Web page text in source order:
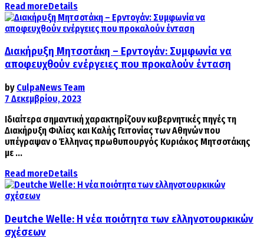
Read moreDetails
Διακήρυξη Μητσοτάκη – Ερντογάν: Συμφωνία να
αποφευχθούν ενέργειες που προκαλούν ένταση
by CulpaNews Team
7 Δεκεμβρίου, 2023
Ιδιαίτερα σημαντική χαρακτηρίζουν κυβερνητικές πηγές τη
Διακήρυξη Φιλίας και Καλής Γειτονίας των Αθηνών που
υπέγραψαν ο Έλληνας πρωθυπουργός Κυριάκος Μητσοτάκης
με ...
Read moreDetails
Deutche Welle: Η νέα ποιότητα των ελληνοτουρκικών
σχέσεων